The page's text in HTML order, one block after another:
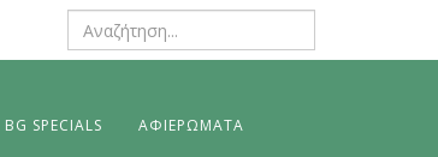
BG SPECIALS ΑΦΙΕΡΩΜΑΤΑ